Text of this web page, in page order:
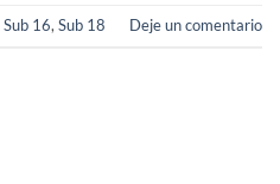
Sub 16, Sub 18 Deje un comentario